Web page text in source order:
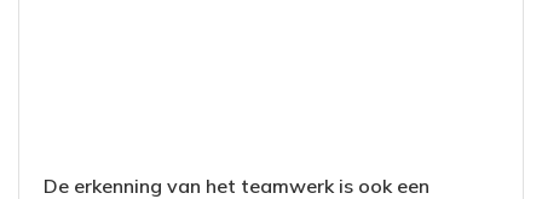
De erkenning van het teamwerk is ook een